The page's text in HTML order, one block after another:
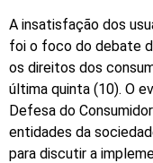
A insatisfação dos
foi o foco do debate
os direitos dos
última quinta (10). O
Defesa do
entidades da
para discutir a